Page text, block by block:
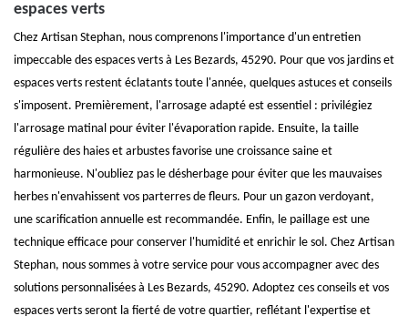
espaces verts
Chez Artisan Stephan, nous comprenons l'importance d'un entretien
impeccable des espaces verts à Les Bezards, 45290. Pour que vos jardins et
espaces verts restent éclatants toute l'année, quelques astuces et conseils
s'imposent. Premièrement, l'arrosage adapté est essentiel : privilégiez
l'arrosage matinal pour éviter l'évaporation rapide. Ensuite, la taille
régulière des haies et arbustes favorise une croissance saine et
harmonieuse. N'oubliez pas le désherbage pour éviter que les mauvaises
herbes n'envahissent vos parterres de fleurs. Pour un gazon verdoyant,
une scarification annuelle est recommandée. Enfin, le paillage est une
technique efficace pour conserver l'humidité et enrichir le sol. Chez Artisan
Stephan, nous sommes à votre service pour vous accompagner avec des
solutions personnalisées à Les Bezards, 45290. Adoptez ces conseils et vos
espaces verts seront la fierté de votre quartier, reflétant l'expertise et